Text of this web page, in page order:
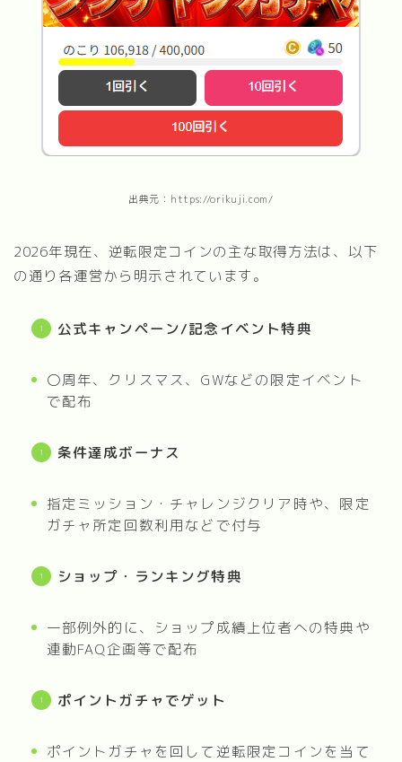
出典元：https://orikuji.com/
2026年現在、逆転限定コインの主な取得方法は、以下
の通り各運営から明示されています。
公式キャンペーン/記念イベント特典
〇周年、クリスマス、GWなどの限定イベント
で配布
条件達成ボーナス
指定ミッション・チャレンジクリア時や、限定
ガチャ所定回数利用などで付与
ショップ・ランキング特典
一部例外的に、ショップ成績上位者への特典や
連動FAQ企画等で配布
ポイントガチャでゲット
ポイントガチャを回して逆転限定コインを当て